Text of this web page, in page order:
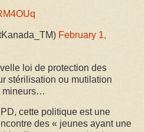
February 1,
loi de protection des
stérilisation ou mutilation
mineurs…
cette politique est une
des « jeunes ayant une